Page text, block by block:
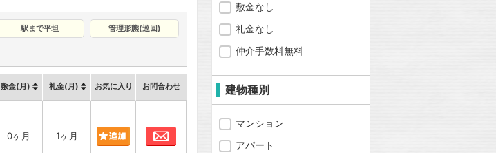
駅まで平坦 管理形態(巡回)
敷金(月) 礼金(月) お気に入り お問合わせ
0ヶ月 1ヶ月 お問合わせ
敷金なし
礼金なし
仲介手数料無料
建物種別
マンション
アパート